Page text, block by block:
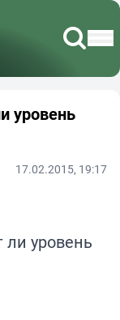
уровень
17.02.2015, 19:17